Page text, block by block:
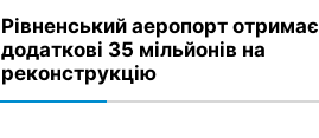
Рівненський аеропорт отримає
додаткові 35 мільйонів на
реконструкцію